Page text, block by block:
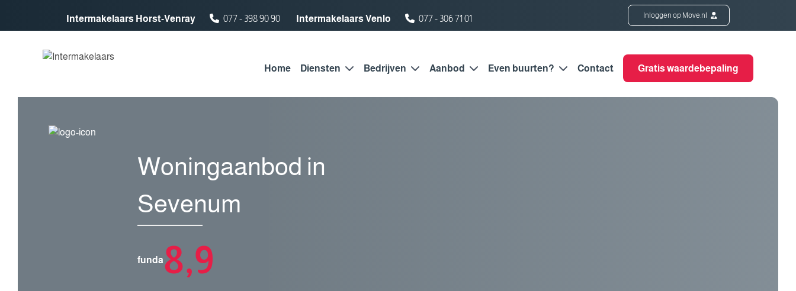
Intermakelaars Horst-Venray
077 - 398 90 90 Intermakelaars Venlo 077 - 306 71 01 Inloggen op Move.nl
Home Diensten Bedrijven Aanbod Even buurten? Contact Gratis waardebepaling
Woningaanbod in
Sevenum
funda8,9